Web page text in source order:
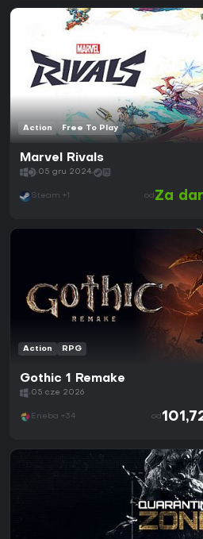
Action Free To Play
Marvel Rivals
05 gru 2024
Steam +1 od Za
Action RPG
Gothic 1 Remake
05 cze 2026
Eneba +34 od